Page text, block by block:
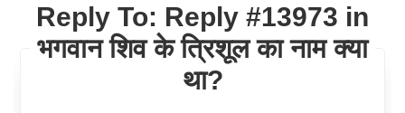
Reply To: Reply #13973 in
भगवान शिव के त्रिशूल का नाम क्या
था?